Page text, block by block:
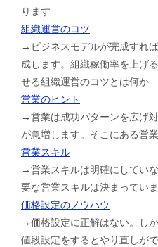
ります
組織運営のコツ
→ビジネスモデルが完成すれ
成します。組織稼働率を上げ
せる組織運営のコツとは何か
営業のヒント
→営業は成功パターンを広げ
が急増します。そこにある営
営業スキル
→営業スキルは明確にしてい
要な営業スキルは決まってい
価格設定のノウハウ
→価格設定に正解はない。し
値段設定をするとやり直しが